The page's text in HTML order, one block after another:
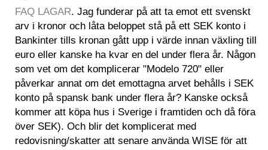
FAQ LAGAR. Jag funderar på att ta emot ett svenskt
arv i kronor och låta beloppet stå på ett SEK konto i
Bankinter tills kronan gått upp i värde innan växling till
euro eller kanske ha kvar en del under flera år. Någon
som vet om det komplicerar "Modelo 720" eller
påverkar annat om det emottagna arvet behålls i SEK
konto på spansk bank under flera år? Kanske också
kommer att köpa hus i Sverige i framtiden och då föra
över SEK). Och blir det komplicerat med
redovisning/skatter att senare använda WISE för att